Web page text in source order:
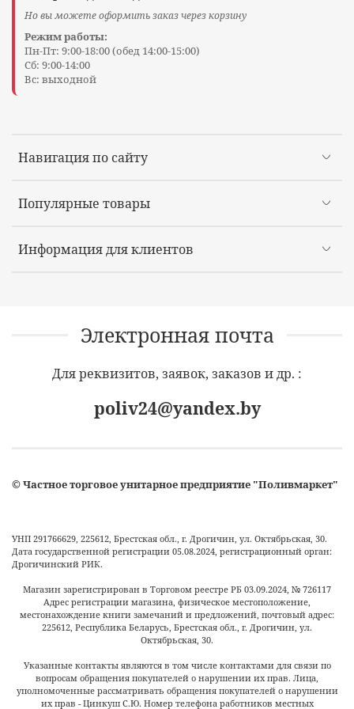
Навигация по сайту
Популярные товары
Информация для клиентов
Но вы можете оформить заказ через корзину
Режим работы:
Пн-Пт: 9:00-18:00 (обед 14:00-15:00)
Сб: 9:00-14:00
Вс: выходной
Электронная почта
Для реквизитов, заявок, заказов и др. :
poliv24@yandex.by
©Частное торговое унитарное предприятие "Поливмаркет"
УНП 291766629, 225612, Брестская обл., г. Дрогичин, ул. Октябрьская, 30.
Дата государственной регистрации 05.08.2024, регистрационный орган:
Дрогичинский РИК.
Магазин зарегистрирован в Торговом реестре РБ 03.09.2024, № 726117
Адрес регистрации магазина, физическое местоположение,
местонахождение книги замечаний и предложений, почтовый адрес:
225612, Республика Беларусь, Брестская обл., г. Дрогичин, ул.
Октябрьская, 30.
Указанные контакты являются в том числе контактами для связи по
вопросам обращения покупателей о нарушении их прав. Лица,
уполномоченные рассматривать обращения покупателей о нарушении
их прав - Цинкуш С.Ю. Номер телефона работников местных